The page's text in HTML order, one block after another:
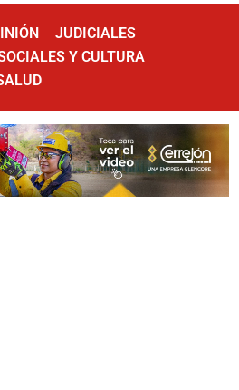
JUDICIALES
Y CULTURA